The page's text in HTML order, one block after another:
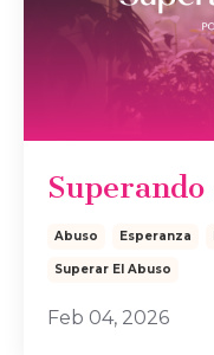
Abuso Esperanza
Superar El Abuso
Feb 04, 2026